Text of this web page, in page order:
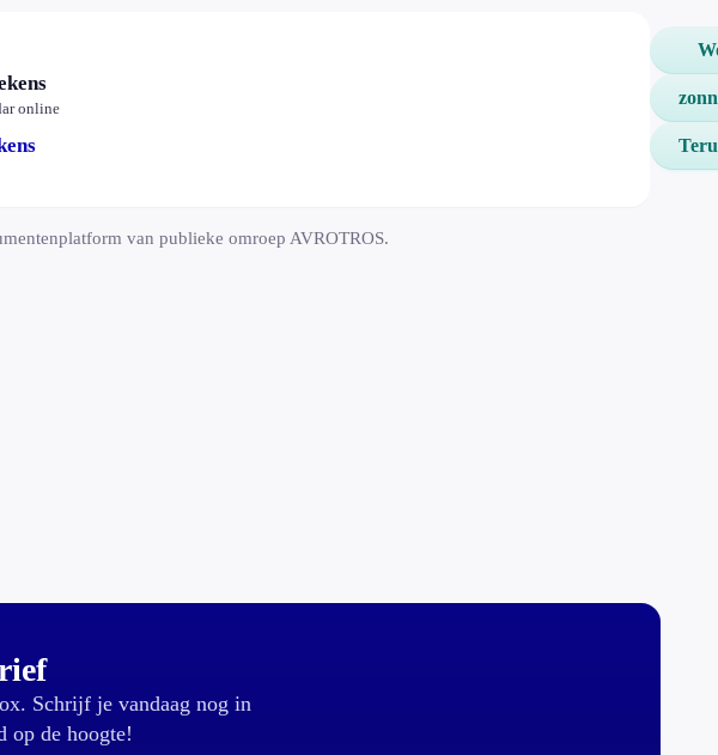
online
van publieke omroep AVROTROS.
Schrijf je vandaag nog in
op de hoogte!